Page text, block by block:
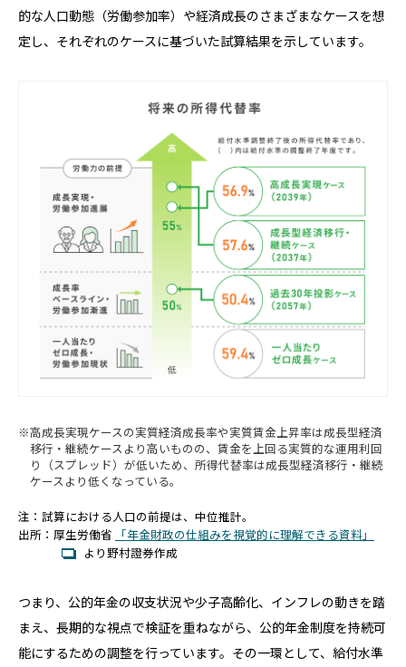
的な人口動態（労働参加率）や経済成長のさまざまなケースを想
定し、それぞれのケースに基づいた試算結果を示しています。
高成長実現ケースの実質経済成長率や実質賃金上昇率は成長型経済
移行・継続ケースより高いものの、賃金を上回る実質的な運用利回
り（スプレッド）が低いため、所得代替率は成長型経済移行・継続
ケースより低くなっている。
注：試算における人口の前提は、中位推計。
出所：厚生労働省
「年金財政の仕組みを視覚的に理解できる資料」
より野村證券作成
つまり、公的年金の収支状況や少子高齢化、インフレの動きを踏
まえ、長期的な視点で検証を重ねながら、公的年金制度を持続可
能にするための調整を行っています。その一環として、給付水準